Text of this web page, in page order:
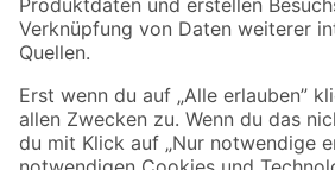
Sicher einkaufen
Jetzt die toom-App herunterladen